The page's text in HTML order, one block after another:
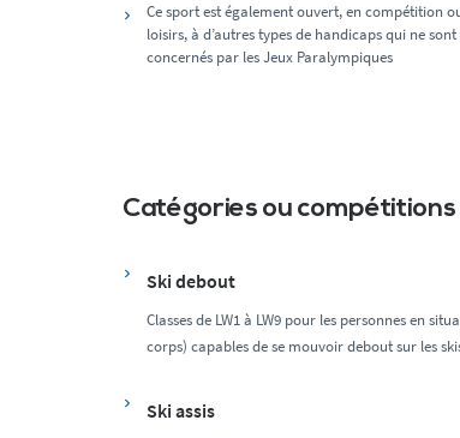
Ce sport est également ouvert, en compétition
loisirs, à d’autres types de handicaps qui ne sont
concernés par les Jeux Paralympiques
Catégories ou compétitions
Ski debout
Classes de LW1 à LW9 pour les personnes en
corps) capables de se mouvoir debout sur les
Ski assis